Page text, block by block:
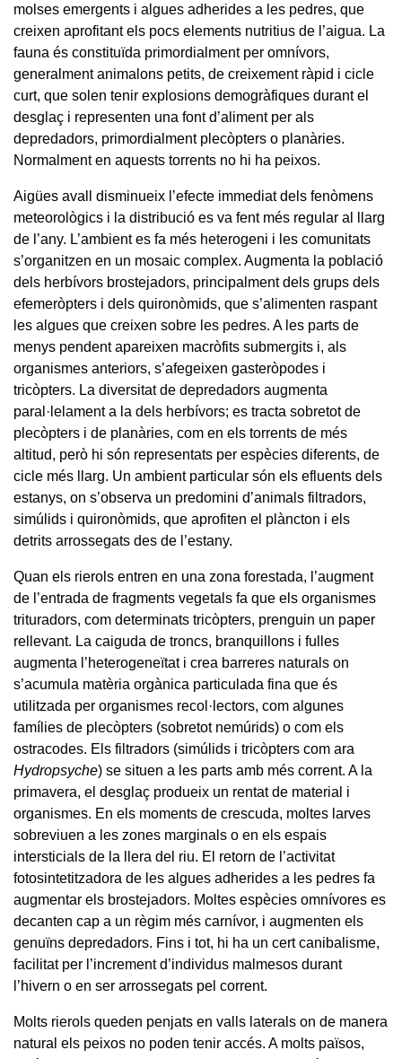
molses emergents i algues adherides a les pedres, que
creixen aprofitant els pocs elements nutritius de l’aigua. La
fauna és constituïda primordialment per omnívors,
generalment animalons petits, de creixement ràpid i cicle
curt, que solen tenir explosions demogràfiques durant el
desglaç i representen una font d’aliment per als
depredadors, primordialment plecòpters o planàries.
Normalment en aquests torrents no hi ha peixos.
Aigües avall disminueix l’efecte immediat dels fenòmens
meteorològics i la distribució es va fent més regular al llarg
de l’any. L’ambient es fa més heterogeni i les comunitats
s’organitzen en un mosaic complex. Augmenta la població
dels herbívors brostejadors, principalment dels grups dels
efemeròpters i dels quironòmids, que s’alimenten raspant
les algues que creixen sobre les pedres. A les parts de
menys pendent apareixen macròfits submergits i, als
organismes anteriors, s’afegeixen gasteròpodes i
tricòpters. La diversitat de depredadors augmenta
paral·lelament a la dels herbívors; es tracta sobretot de
plecòpters i de planàries, com en els torrents de més
altitud, però hi són representats per espècies diferents, de
cicle més llarg. Un ambient particular són els efluents dels
estanys, on s’observa un predomini d’animals filtradors,
simúlids i quironòmids, que aprofiten el plàncton i els
detrits arrossegats des de l’estany.
Quan els rierols entren en una zona forestada, l’augment
de l’entrada de fragments vegetals fa que els organismes
trituradors, com determinats tricòpters, prenguin un paper
rellevant. La caiguda de troncs, branquillons i fulles
augmenta l’heterogeneïtat i crea barreres naturals on
s’acumula matèria orgànica particulada fina que és
utilitzada per organismes recol·lectors, com algunes
famílies de plecòpters (sobretot nemúrids) o com els
ostracodes. Els filtradors (simúlids i tricòpters com ara
Hydropsyche) se situen a les parts amb més corrent. A la
primavera, el desglaç produeix un rentat de material i
organismes. En els moments de crescuda, moltes larves
sobreviuen a les zones marginals o en els espais
intersticials de la llera del riu. El retorn de l’activitat
fotosintetitzadora de les algues adherides a les pedres fa
augmentar els brostejadors. Moltes espècies omnívores es
decanten cap a un règim més carnívor, i augmenten els
genuïns depredadors. Fins i tot, hi ha un cert canibalisme,
facilitat per l’increment d’individus malmesos durant
l’hivern o en ser arrossegats pel corrent.
Molts rierols queden penjats en valls laterals on de manera
natural els peixos no poden tenir accés. A molts països,